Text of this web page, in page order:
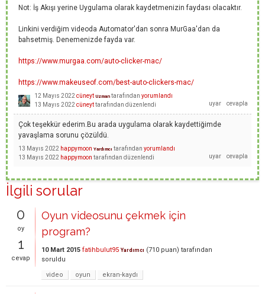
Not: İş Akışı yerine Uygulama olarak kaydetmenizin faydası olacaktır.
Linkini verdiğim videoda Automator'dan sonra MurGaa'dan da
bahsetmiş. Denemenizde fayda var.
https://www.murgaa.com/auto-clicker-mac/
https://www.makeuseof.com/best-auto-clickers-mac/
12 Mayıs 2022 cüneyt Uzman tarafından yorumlandı
13 Mayıs 2022 cüneyttarafından düzenlendi
Çok teşekkür ederim.Bu arada uygulama olarak kaydettiğimde
yavaşlama sorunu çözüldü.
13 Mayıs 2022 happymoon Yardımcı tarafından yorumlandı
13 Mayıs 2022 happymoon tarafından düzenlendi
İlgili sorular
0
oy
1
cevap
Oyun videosunu çekmek için
program?
10 Mart 2015 fatihbulut95 Yardımcı (710 puan) tarafından
soruldu
video
oyun ekran-kaydı